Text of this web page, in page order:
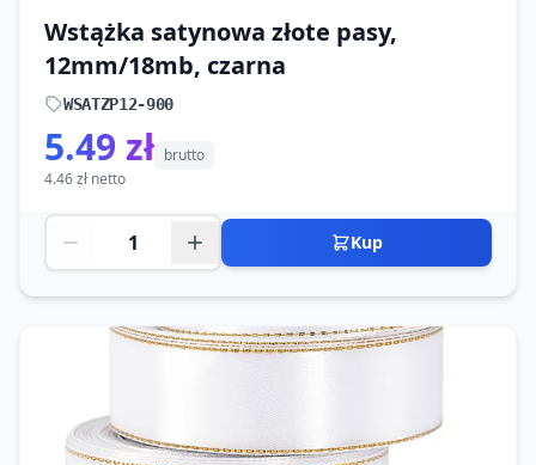
Wstążka satynowa złote pasy,
12mm/18mb, czarna
WSATZP12-900
5.49 zł brutto
4.46 zł netto
Kup